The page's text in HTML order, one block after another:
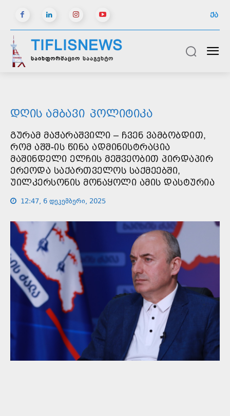
ᲥᲐ
TIFLISNEWS
საინფორმაციო სააგენტო
ᲓᲦᲘᲡ ᲐᲛᲑᲐᲕᲘ ᲞᲝᲚᲘᲢᲘᲙᲐ
ᲒᲣᲠᲐᲛ ᲛᲐᲭᲐᲠᲐᲨᲕᲘᲚᲘ – ᲩᲕᲔᲜ ᲕᲐᲛᲑᲝᲑᲓᲘᲗ,
ᲠᲝᲛ ᲐᲨᲨ-ᲘᲡ ᲬᲘᲜᲐ ᲐᲓᲛᲘᲜᲘᲡᲢᲠᲐᲪᲘᲐ
ᲛᲐᲨᲘᲜᲓᲔᲚᲘ ᲔᲚᲩᲘᲡ ᲛᲔᲨᲕᲔᲝᲑᲘᲗ ᲞᲘᲠᲓᲐᲞᲘᲠ
ᲔᲠᲔᲝᲓᲐ ᲡᲐᲥᲐᲠᲗᲕᲔᲚᲝᲡ ᲡᲐᲥᲛᲔᲔᲑᲨᲘ,
ᲣᲘᲚᲙᲔᲠᲡᲝᲜᲘᲡ ᲛᲝᲜᲐᲧᲝᲚᲘ ᲐᲛᲘᲡ ᲓᲐᲡᲢᲣᲠᲘᲐ
12:47, 6 დეკემბერი, 2025